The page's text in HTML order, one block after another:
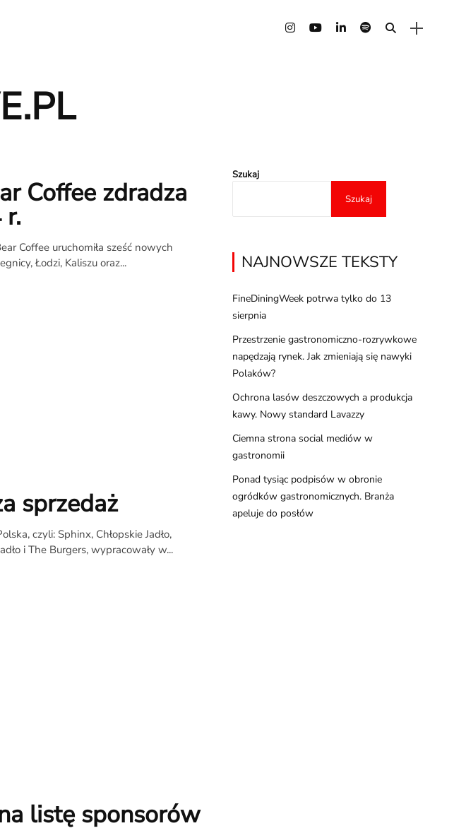
O
Raporcie
na
Coffee zdradza
Coffee uruchomiła sześć nowych
Łodzi, Kaliszu oraz...
sprzedaż
czyli: Sphinx, Chłopskie Jadło,
i The Burgers, wypracowały w...
listę sponsorów
Szukaj
Szukaj
NAJNOWSZE TEKSTY
FineDiningWeek potrwa tylko do 13
sierpnia
Przestrzenie gastronomiczno-rozrywkowe
napędzają rynek. Jak zmieniają się nawyki
Polaków?
Ochrona lasów deszczowych a produkcja
kawy. Nowy standard Lavazzy
Ciemna strona social mediów w
gastronomii
Ponad tysiąc podpisów w obronie
ogródków gastronomicznych. Branża
apeluje do posłów